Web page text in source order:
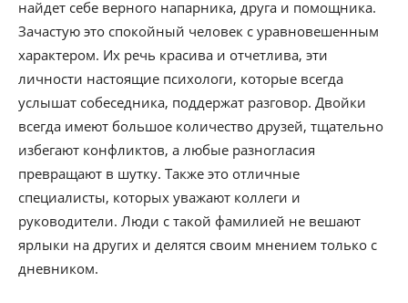
найдет себе верного напарника, друга и помощника.
Зачастую это спокойный человек с уравновешенным
характером. Их речь красива и отчетлива, эти
личности настоящие психологи, которые всегда
услышат собеседника, поддержат разговор. Двойки
всегда имеют большое количество друзей, тщательно
избегают конфликтов, а любые разногласия
превращают в шутку. Также это отличные
специалисты, которых уважают коллеги и
руководители. Люди с такой фамилией не вешают
ярлыки на других и делятся своим мнением только с
дневником.